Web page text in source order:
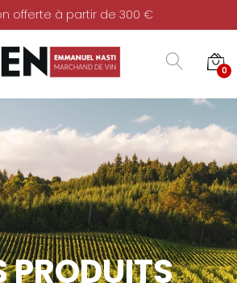
offerte à partir de 300 €
0
PRODUITS